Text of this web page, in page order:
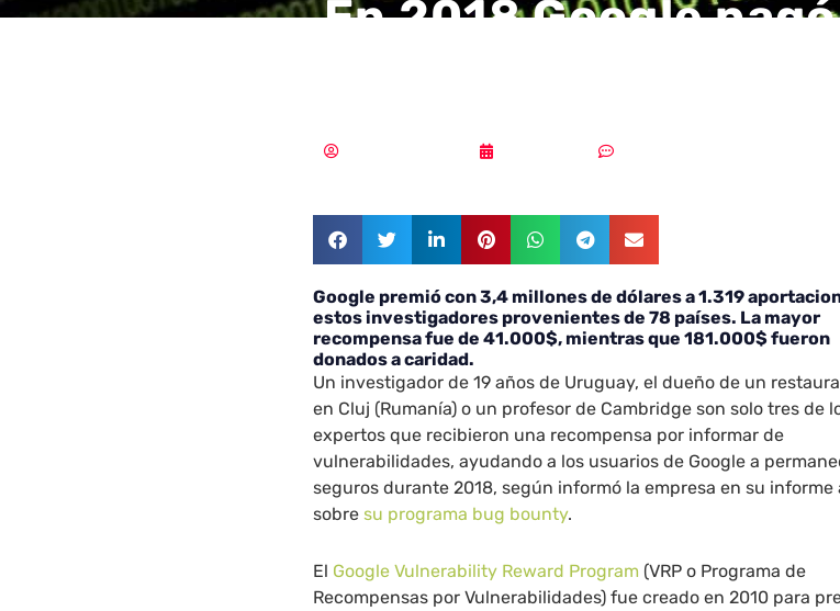
En 2018 Google
Google premió con 3,4 millones de dólares a 1.319
estos investigadores provenientes de 78 países. La mayor
recompensa fue de 41.000$, mientras que 181.000$ fueron
donados a caridad.
Un investigador de 19 años de Uruguay, el dueño de un
en Cluj (Rumanía) o un profesor de Cambridge son solo tres de
expertos que recibieron una recompensa por informar de
vulnerabilidades, ayudando a los usuarios de Google a
seguros durante 2018, según informó la empresa en su informe
sobresu programa bug bounty.
El Google Vulnerability Reward Program (VRP o Programa de
Recompensas por Vulnerabilidades) fue creado en 2010 para